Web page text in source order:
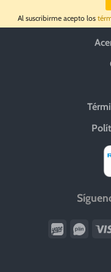
Al suscribirme acepto los
Wirecard
Vipps